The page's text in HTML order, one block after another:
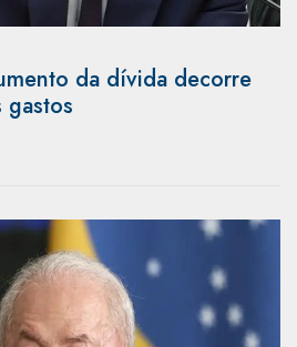
da dívida decorre